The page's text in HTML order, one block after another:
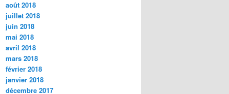
août 2018
juillet 2018
juin 2018
mai 2018
avril 2018
mars 2018
février 2018
janvier 2018
décembre 2017